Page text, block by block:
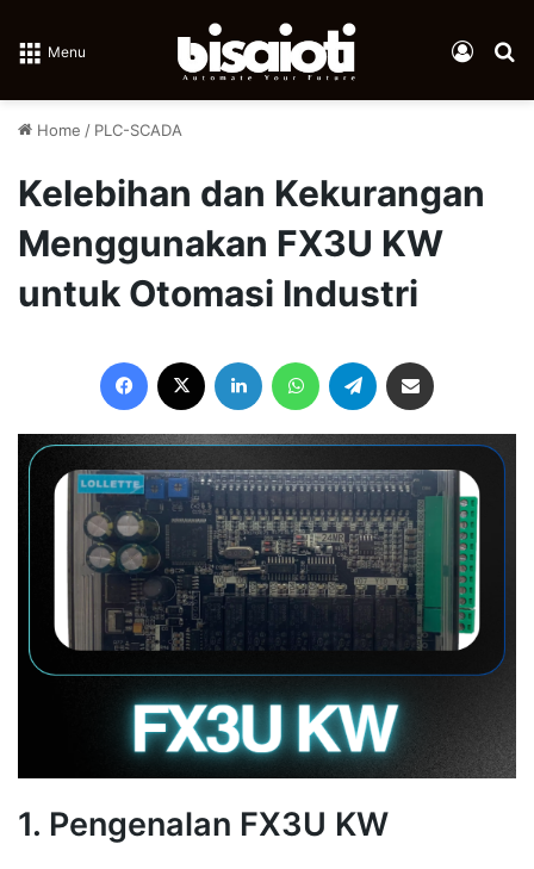
Menu Log In
Home / PLC-SCADA
Kelebihan dan Kekurangan
Menggunakan FX3U KW
untuk Otomasi Industri
Facebook LinkedIn WhatsAppTelegram
1. Pengenalan FX3U KW